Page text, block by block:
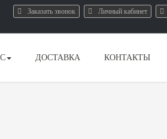
Заказать звонок Личный кабинет
ДОСТАВКА КОНТАКТЫ